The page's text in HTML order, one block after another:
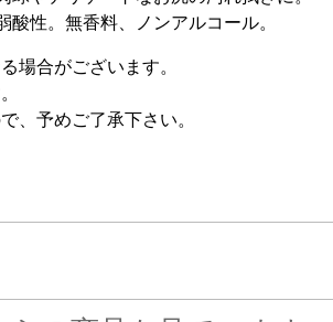
性。無香料、ノンアルコール。
場合がございます。
、予めご了承下さい。